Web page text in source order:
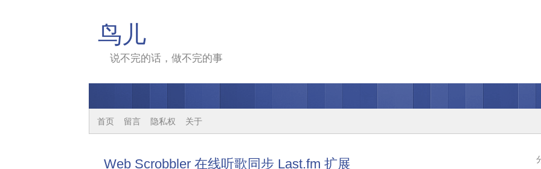
鸟儿
说不完的话，做不完的事
首页 留言 隐私权 关于
Web Scrobbler 在线听歌同步 Last.fm 扩展